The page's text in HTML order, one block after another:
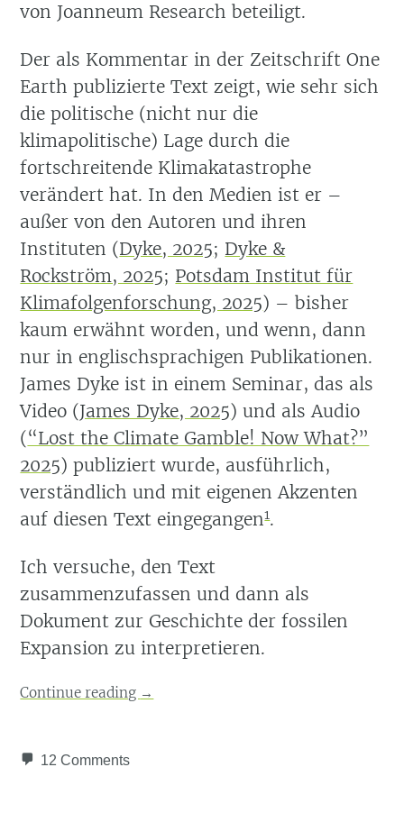
von Joanneum Research beteiligt.
Der als Kommentar in der Zeitschrift One
Earth publizierte Text zeigt, wie sehr sich
die politische (nicht nur die
klimapolitische) Lage durch die
fortschreitende Klimakatastrophe
verändert hat. In den Medien ist er –
außer von den Autoren und ihren
Instituten (Dyke, 2025; Dyke &
Rockström, 2025; Potsdam Institut für
Klimafolgenforschung, 2025) – bisher
kaum erwähnt worden, und wenn, dann
nur in englischsprachigen Publikationen.
James Dyke ist in einem Seminar, das als
Video (James Dyke, 2025) und als Audio
(“Lost the Climate Gamble! Now What?”
2025) publiziert wurde, ausführlich,
verständlich und mit eigenen Akzenten
auf diesen Text eingegangen1.
Ich versuche, den Text
zusammenzufassen und dann als
Dokument zur Geschichte der fossilen
Expansion zu interpretieren.
Continue reading →
12 Comments